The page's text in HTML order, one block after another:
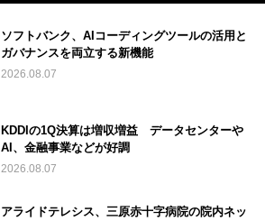
ソフトバンク、AIコーディングツールの活用と
ガバナンスを両立する新機能
2026.08.07
KDDIの1Q決算は増収増益 データセンターや
AI、金融事業などが好調
2026.08.07
アライドテレシス、三原赤十字病院の院内ネッ